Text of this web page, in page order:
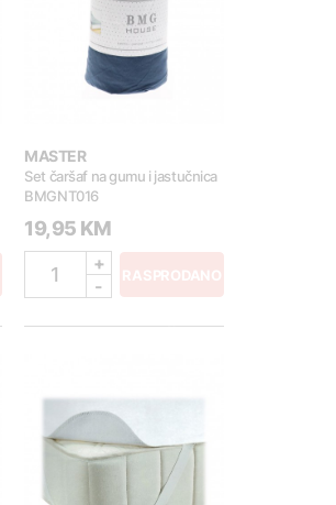
MASTER
Set čaršaf na gumu i jastučnica
BMGNT016
19,95 KM
1
+
-
RASPRODANO